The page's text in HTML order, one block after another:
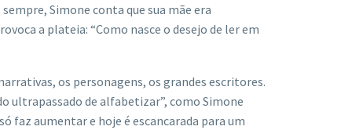
Simone conta que sua mãe era
a plateia: “Como nasce o desejo de ler em
os personagens, os grandes escritores.
ultrapassado de alfabetizar”, como Simone
faz aumentar e hoje é escancarada para um